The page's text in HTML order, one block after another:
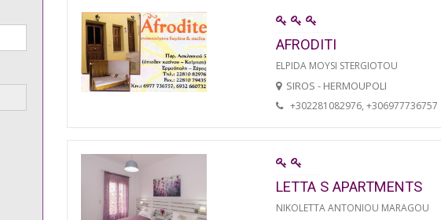
AFRODITI
ELPIDA MOYSI STERGIOTOU
SIROS - HERMOUPOLI
+302281082976, +306977736757
LETTA S APARTMENTS
NIKOLETTA ANTONIOU MARAGOU